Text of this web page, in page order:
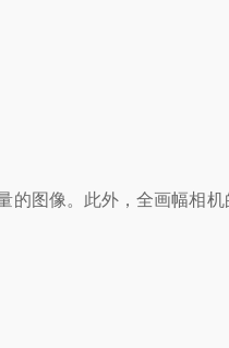
图像。此外，全画幅相机